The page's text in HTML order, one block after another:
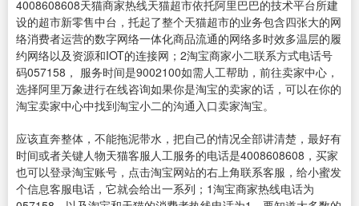
4008608608天猫商家热线天猫超市依托阿里巴巴的技术平台所建
设的超市新零售中台，托起了整个天猫超市的业务包含四张大的网
络消费者运营的数字网络一体化商品流通的网络多时效多温层的履
约网络以及资源和IOT的连接网；2淘宝商家小二联系方式电话号
码057158， 服务时间是9002100如需人工帮助，前往卖家中心，
选择阿里万象进行在线咨询如果你是淘宝的卖家的话，可以在你的
淘宝卖家中心中找到淘宝小二的沟通入口卖家淘宝。
应该直奔整体，不能拖泥带水，把自己的情况全部讲清楚，最好有
时间或者关键人物天猫客服人工服务的电话是4008608608，买家
也可以登录淘宝账号，点击淘宝网站的右上角联系客服，给小蜜发
个信息客服电话，它就会给出一系列；1淘宝商家热线电话为